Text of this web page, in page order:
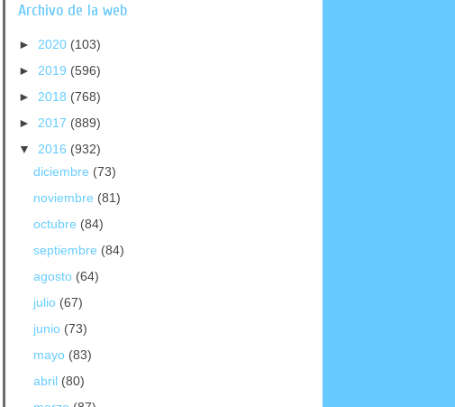
Archivo de la web
► 2020 (103)
► 2019 (596)
► 2018 (768)
► 2017 (889)
▼ 2016 (932)
diciembre (73)
noviembre (81)
octubre (84)
septiembre (84)
agosto (64)
julio (67)
junio (73)
mayo (83)
abril (80)